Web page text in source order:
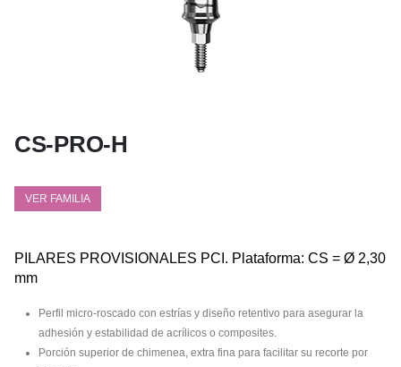
CS-PRO-H
VER FAMILIA
PILARES PROVISIONALES PCI. Plataforma: CS = Ø 2,30
mm
Perfil micro-roscado con estrías y diseño retentivo para asegurar la
adhesión y estabilidad de acrílicos o composites.
Porción superior de chimenea, extra fina para facilitar su recorte por